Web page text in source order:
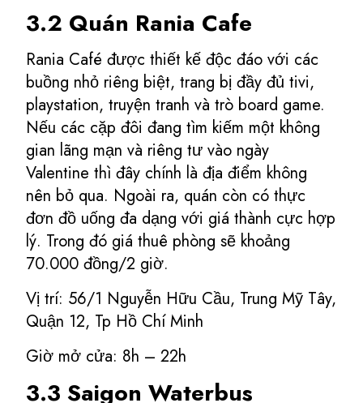
3.2 Quán Rania Cafe
Rania Café được thiết kế độc đáo với các
buồng nhỏ riêng biệt, trang bị đầy đủ tivi,
playstation, truyện tranh và trò board game.
Nếu các cặp đôi đang tìm kiếm một không
gian lãng mạn và riêng tư vào ngày
Valentine thì đây chính là địa điểm không
nên bỏ qua. Ngoài ra, quán còn có thực
đơn đồ uống đa dạng với giá thành cực hợp
lý. Trong đó giá thuê phòng sẽ khoảng
70.000 đồng/2 giờ.
Vị trí: 56/1 Nguyễn Hữu Cầu, Trung Mỹ Tây,
Quận 12, Tp Hồ Chí Minh
Giờ mở cửa: 8h – 22h
3.3 Saigon Waterbus